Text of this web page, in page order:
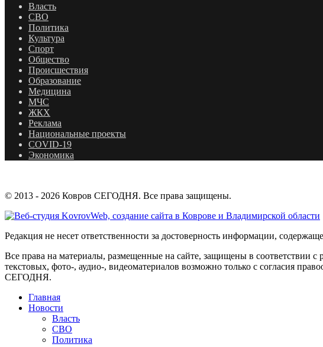
Власть
СВО
Политика
Культура
Спорт
Общество
Происшествия
Образование
Медицина
МЧС
ЖКХ
Реклама
Национальные проекты
COVID-19
Экономика
© 2013 - 2026 Ковров СЕГОДНЯ. Все права защищены.
Редакция не несет ответственности за достоверность информации,
Все права на материалы, размещенные на сайте, защищены в соответствии
текстовых, фото-, аудио-, видеоматериалов возможно только с согласия
СЕГОДНЯ.
Главная
Новости
Власть
СВО
Политика